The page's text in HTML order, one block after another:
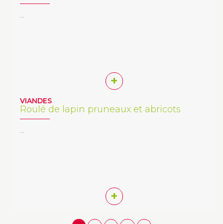
…
+
VIANDES
Roulé de lapin pruneaux et abricots
…
+